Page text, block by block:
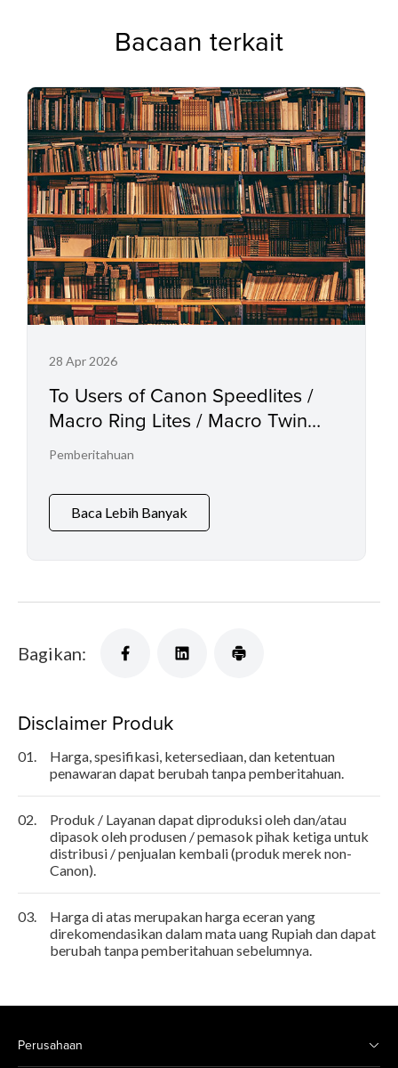
Bacaan terkait
28 Apr 2026
To Users of Canon Speedlites /
Macro Ring Lites / Macro Twin
Lights and the Relevant
Pemberitahuan
Baca Lebih Banyak
Bagikan:
Disclaimer Produk
01.
Harga, spesifikasi, ketersediaan, dan ketentuan
penawaran dapat berubah tanpa pemberitahuan.
02.
Produk / Layanan dapat diproduksi oleh dan/atau
dipasok oleh produsen / pemasok pihak ketiga untuk
distribusi / penjualan kembali (produk merek non-
Canon).
03.
Harga di atas merupakan harga eceran yang
direkomendasikan dalam mata uang Rupiah dan dapat
berubah tanpa pemberitahuan sebelumnya.
Perusahaan